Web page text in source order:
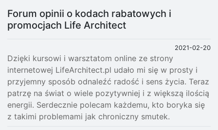
Forum opinii o kodach rabatowych i
promocjach Life Architect
2021-02-20
Dzięki kursowi i warsztatom online ze strony
internetowej LifeArchitect.pl udało mi się w prosty i
przyjemny sposób odnaleźć radość i sens życia. Teraz
patrzę na świat o wiele pozytywniej i z większą ilością
energii. Serdecznie polecam każdemu, kto boryka się
z takimi problemami jak chroniczny smutek.